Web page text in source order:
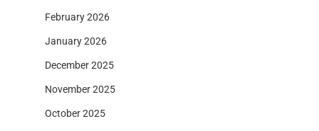
February 2026
January 2026
December 2025
November 2025
October 2025